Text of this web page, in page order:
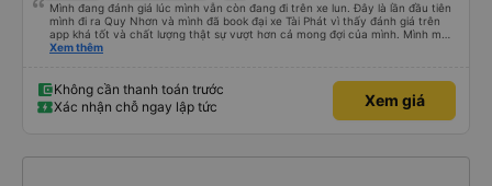
Mình đang đánh giá lúc mình vẫn còn đang đi trên xe lun. Đây là lần đầu tiên
mình đi ra Quy Nhơn và mình đã book đại xe Tài Phát vì thấy đánh giá trên
app khá tốt và chất lượng thật sự vượt hơn cả mong đợi của mình. Mình mua
giường đôi và vừa đủ cho 2 người. Nhân viên của nhà xe phải nói là siêu nhiệt
trung chuyển và lên xe lớn thì luôn hỗ trợ xách vali giùm tụi mình. Trên xe thì
có cả bánh và sữa miễn phí cho khách còn chuẩn bị cả thuốc say xe, dép,
mền, gối và đặc biệt là có gối ôm. Nchung là phải chấm nhà xe 10 sao mới
Xem thêm
Không cần thanh toán trước
Xác nhận chỗ ngay lập tức
Xem giá